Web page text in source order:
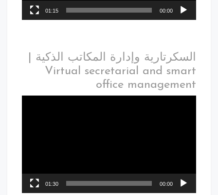
00:00
01:15
السكرتارية وإدارة المكاتب الذكية |
Virtual secretarial and smart
office management
00:00
01:30